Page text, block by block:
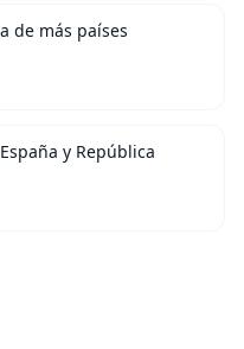
de más países
y República